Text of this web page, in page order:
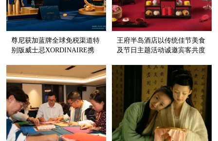
尊尼获加蓝牌全球免税渠道特
别版威士忌XORDINAIRE携
王府半岛酒店以传统佳节美食
及节日主题活动诚邀宾客共度